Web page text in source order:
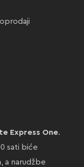
Express One.
sati biće
, a narudžbe